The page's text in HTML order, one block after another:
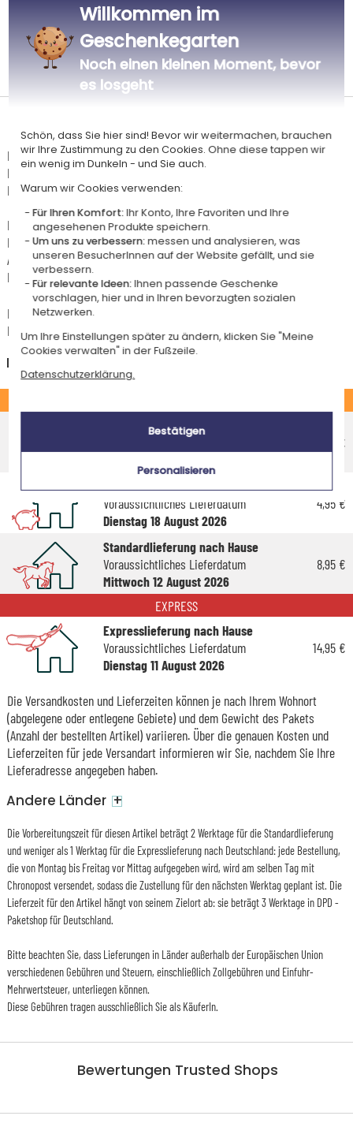
Personalisiert
Bewertungen Trusted Shops
Dieser Artikel wird in unserem Atelier in Toulouse personalisiert.
Er ist für das Angebot "Versandkostenfrei ab 85 € Warenwert" mit der
Hermes-Standardlieferung berechtigt.
Für jede Bestellung unter 85 € gelten die unten aufgeführten
Lieferkosten für den Kauf dieses Artikels.
Artikel, die in unserem Atelier personalisiert werden (etwa 95% unserer
Produkte), sind mit dem Logo
gekennzeichnet.
Das Voraussichtliche Lieferdatum ist nur bei einer Zahlung per PayPal,
Kreditkarte oder Sofortüberweisung gültig.
Deutschland
Economy-Versand an einen Paketshop
Voraussichtliches Lieferdatum
4,95 €
Economy-Versand nach Hause
Voraussichtliches Lieferdatum
Dienstag 18 August 2026
4,95 €
Standardlieferung nach Hause
Voraussichtliches Lieferdatum
Mittwoch 12 August 2026
8,95 €
EXPRESS
Expresslieferung nach Hause
Voraussichtliches Lieferdatum
Dienstag 11 August 2026
14,95 €
Die Versandkosten und Lieferzeiten können je nach Ihrem Wohnort
(abgelegene oder entlegene Gebiete) und dem Gewicht des Pakets
(Anzahl der bestellten Artikel) variieren. Über die genauen Kosten und
Lieferzeiten für jede Versandart informieren wir Sie, nachdem Sie Ihre
Lieferadresse angegeben haben.
Andere Länder +
Die Vorbereitungszeit für diesen Artikel beträgt 2 Werktage für die Standardlieferung
und weniger als 1 Werktag für die Expresslieferung nach Deutschland: jede Bestellung,
die von Montag bis Freitag vor Mittag aufgegeben wird, wird am selben Tag mit
Chronopost versendet, sodass die Zustellung für den nächsten Werktag geplant ist. Die
Lieferzeit für den Artikel hängt von seinem Zielort ab: sie beträgt 3 Werktage in DPD -
Paketshop für Deutschland.
Bitte beachten Sie, dass Lieferungen in Länder außerhalb der Europäischen Union
verschiedenen Gebühren und Steuern, einschließlich Zollgebühren und Einfuhr-
Mehrwertsteuer, unterliegen können.
Diese Gebühren tragen ausschließlich Sie als KäuferIn.
Willkommen im
Geschenkegarten
Noch einen kleinen Moment, bevor
es losgeht
Schön, dass Sie hier sind! Bevor wir weitermachen, brauchen
wir Ihre Zustimmung zu den Cookies. Ohne diese tappen wir
ein wenig im Dunkeln - und Sie auch.
Warum wir Cookies verwenden:
Für Ihren Komfort:Ihr Konto, Ihre Favoriten und Ihre
angesehenen Produkte speichern.
Um uns zu verbessern:messen und analysieren, was
unseren BesucherInnen auf der Website gefällt, und sie
verbessern.
Für relevante Ideen:Ihnen passende Geschenke
vorschlagen, hier und in Ihren bevorzugten sozialen
Netzwerken.
Um Ihre Einstellungen später zu ändern, klicken Sie "Meine
Cookies verwalten" in der Fußzeile.
Datenschutzerklärung.
Bestätigen
Personalisieren